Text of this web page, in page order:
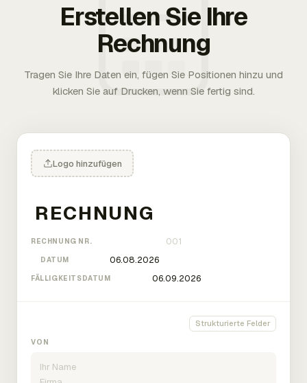
Erstellen Sie Ihre
Rechnung
Tragen Sie Ihre Daten ein, fügen Sie Positionen hinzu und
klicken Sie auf Drucken, wenn Sie fertig sind.
Logo hinzufügen
RECHNUNG NR.
DATUM
FÄLLIGKEITSDATUM
Strukturierte Felder
VON